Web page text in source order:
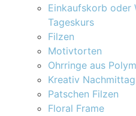
Einkaufskorb oder
Tageskurs
Filzen
Motivtorten
Ohrringe aus
Kreativ Nachmittag
Patschen Filzen
Floral Frame